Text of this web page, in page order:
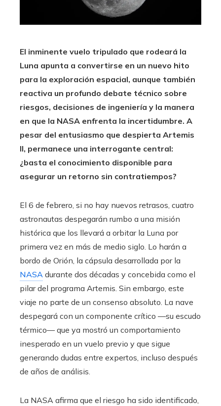
El inminente vuelo tripulado que rodeará la
Luna apunta a convertirse en un nuevo hito
para la exploración espacial, aunque también
reactiva un profundo debate técnico sobre
riesgos, decisiones de ingeniería y la manera
en que la NASA enfrenta la incertidumbre. A
pesar del entusiasmo que despierta Artemis
II, permanece una interrogante central:
¿basta el conocimiento disponible para
asegurar un retorno sin contratiempos?
El 6 de febrero, si no hay nuevos retrasos, cuatro
astronautas despegarán rumbo a una misión
histórica que los llevará a orbitar la Luna por
primera vez en más de medio siglo. Lo harán a
bordo de Orión, la cápsula desarrollada por la
NASA durante dos décadas y concebida como el
pilar del programa Artemis. Sin embargo, este
viaje no parte de un consenso absoluto. La nave
despegará con un componente crítico —su escudo
térmico— que ya mostró un comportamiento
inesperado en un vuelo previo y que sigue
generando dudas entre expertos, incluso después
de años de análisis.
La NASA afirma que el riesgo ha sido identificado,